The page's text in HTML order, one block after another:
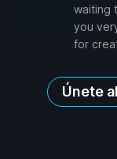
waiting
you
for
Únete